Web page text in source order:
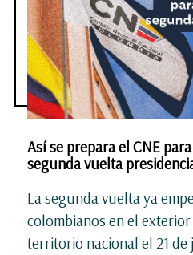
Así se prepara el CNE
segunda vuelta
La segunda vuelta ya
colombianos en el exterior
territorio nacional el 21 de